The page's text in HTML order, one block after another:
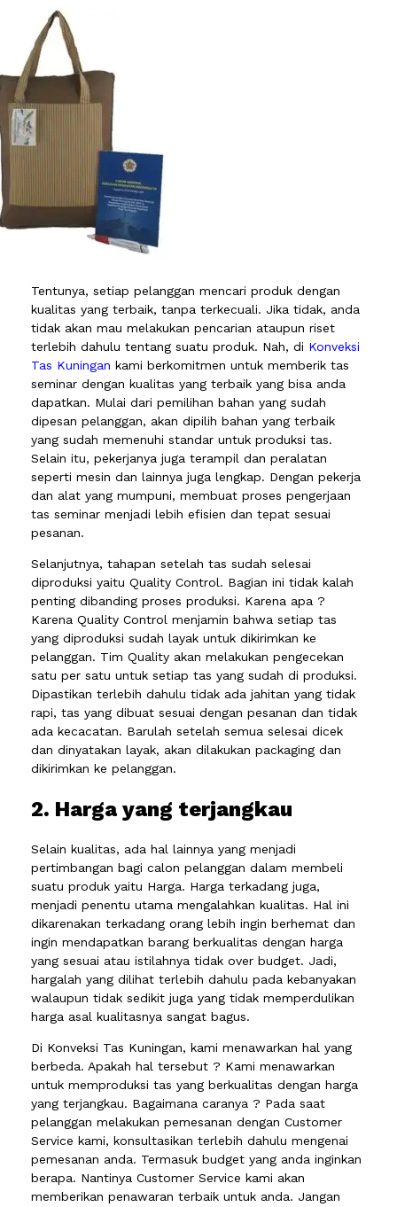
Tentunya, setiap pelanggan mencari produk dengan
kualitas yang terbaik, tanpa terkecuali. Jika tidak, anda
tidak akan mau melakukan pencarian ataupun riset
terlebih dahulu tentang suatu produk. Nah, di Konveksi
Tas Kuningan kami berkomitmen untuk memberik tas
seminar dengan kualitas yang terbaik yang bisa anda
dapatkan. Mulai dari pemilihan bahan yang sudah
dipesan pelanggan, akan dipilih bahan yang terbaik
yang sudah memenuhi standar untuk produksi tas.
Selain itu, pekerjanya juga terampil dan peralatan
seperti mesin dan lainnya juga lengkap. Dengan pekerja
dan alat yang mumpuni, membuat proses pengerjaan
tas seminar menjadi lebih efisien dan tepat sesuai
pesanan.
Selanjutnya, tahapan setelah tas sudah selesai
diproduksi yaitu Quality Control. Bagian ini tidak kalah
penting dibanding proses produksi. Karena apa ?
Karena Quality Control menjamin bahwa setiap tas
yang diproduksi sudah layak untuk dikirimkan ke
pelanggan. Tim Quality akan melakukan pengecekan
satu per satu untuk setiap tas yang sudah di produksi.
Dipastikan terlebih dahulu tidak ada jahitan yang tidak
rapi, tas yang dibuat sesuai dengan pesanan dan tidak
ada kecacatan. Barulah setelah semua selesai dicek
dan dinyatakan layak, akan dilakukan packaging dan
dikirimkan ke pelanggan.
2. Harga yang terjangkau
Selain kualitas, ada hal lainnya yang menjadi
pertimbangan bagi calon pelanggan dalam membeli
suatu produk yaitu Harga. Harga terkadang juga,
menjadi penentu utama mengalahkan kualitas. Hal ini
dikarenakan terkadang orang lebih ingin berhemat dan
ingin mendapatkan barang berkualitas dengan harga
yang sesuai atau istilahnya tidak over budget. Jadi,
hargalah yang dilihat terlebih dahulu pada kebanyakan
walaupun tidak sedikit juga yang tidak memperdulikan
harga asal kualitasnya sangat bagus.
Di Konveksi Tas Kuningan, kami menawarkan hal yang
berbeda. Apakah hal tersebut ? Kami menawarkan
untuk memproduksi tas yang berkualitas dengan harga
yang terjangkau. Bagaimana caranya ? Pada saat
pelanggan melakukan pemesanan dengan Customer
Service kami, konsultasikan terlebih dahulu mengenai
pemesanan anda. Termasuk budget yang anda inginkan
berapa. Nantinya Customer Service kami akan
memberikan penawaran terbaik untuk anda. Jangan